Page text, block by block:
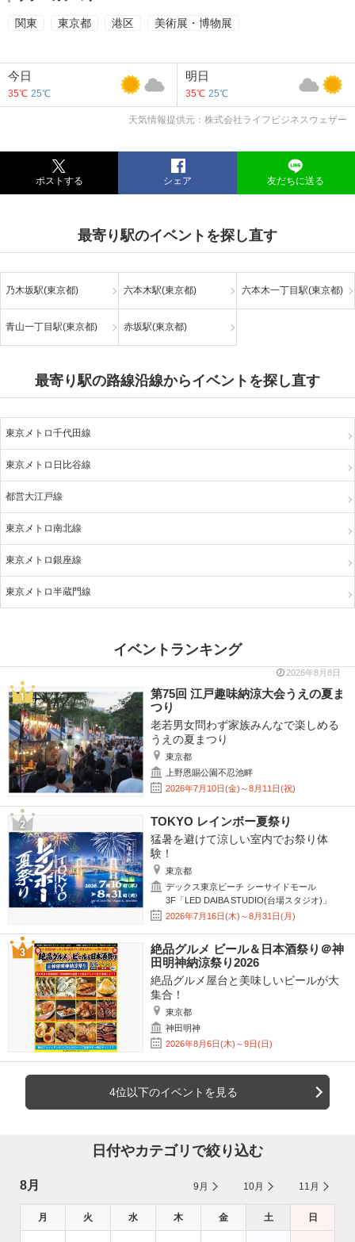
関東 東京都 港区 美術展・博物展
今日
35℃ 25℃
明日
35℃ 25℃
天気情報提供元：株式会社ライフビジネスウェザー
ポストする シェア 友だちに送る
最寄り駅のイベントを探し直す
乃木坂駅(東京都) 六本木駅(東京都) 六本木一丁目駅(東京都)
青山一丁目駅(東京都) 赤坂駅(東京都)
最寄り駅の路線沿線からイベントを探し直す
東京メトロ千代田線
東京メトロ日比谷線
都営大江戸線
東京メトロ南北線
東京メトロ銀座線
東京メトロ半蔵門線
イベントランキング
2026年8月8日
第75回 江戸趣味納涼大会うえの夏ま
つり
老若男女問わず家族みんなで楽しめる
うえの夏まつり
東京都
上野恩賜公園不忍池畔
2026年7月10日(金)～8月11日(祝)
TOKYO レインボー夏祭り
猛暑を避けて涼しい室内でお祭り体
験！
東京都
デックス東京ビーチ シーサイドモール
3F「LED DAIBA STUDIO(台場スタジオ)」
2026年7月16日(木)～8月31日(月)
絶品グルメ ビール＆日本酒祭り＠神
田明神納涼祭り2026
絶品グルメ屋台と美味しいビールが大
集合！
東京都
神田明神
2026年8月6日(木)～9日(日)
4位以下のイベントを見る
日付やカテゴリで絞り込む
8月 9月 10月 11月
月 火 水 木 金 土 日